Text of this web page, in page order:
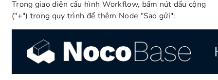
Trong giao diện cấu hình Workflow, bấm nút dấu cộng
("+") trong quy trình để thêm Node "Sao gửi":